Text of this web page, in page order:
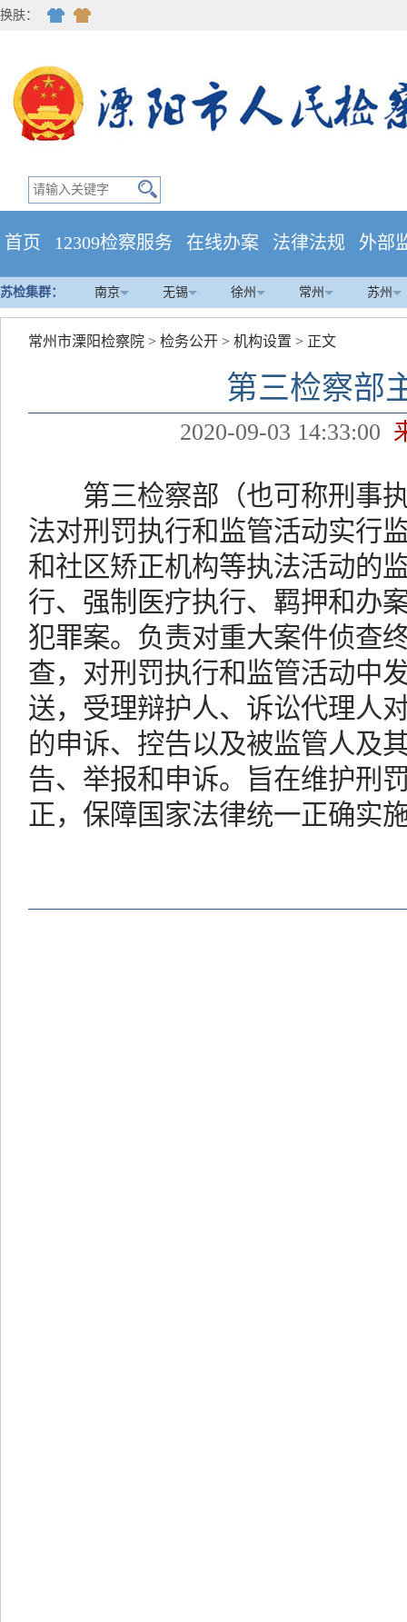
换肤：
首页 12309检察服务 在线办案 法律法规 外部
苏检集群： 南京 无锡 徐州 常州 苏州
常州市溧阳检察院 > 检务公开 > 机构设置 > 正文
第三检察部
2020-09-03 14:33:00
第三检察部（也可称刑事执
法对刑罚执行和监管活动实行
和社区矫正机构等执法活动的
行、强制医疗执行、羁押和办
犯罪案。负责对重大案件侦查
查，对刑罚执行和监管活动中
送，受理辩护人、诉讼代理人
的申诉、控告以及被监管人及
告、举报和申诉。旨在维护刑
正，保障国家法律统一正确实